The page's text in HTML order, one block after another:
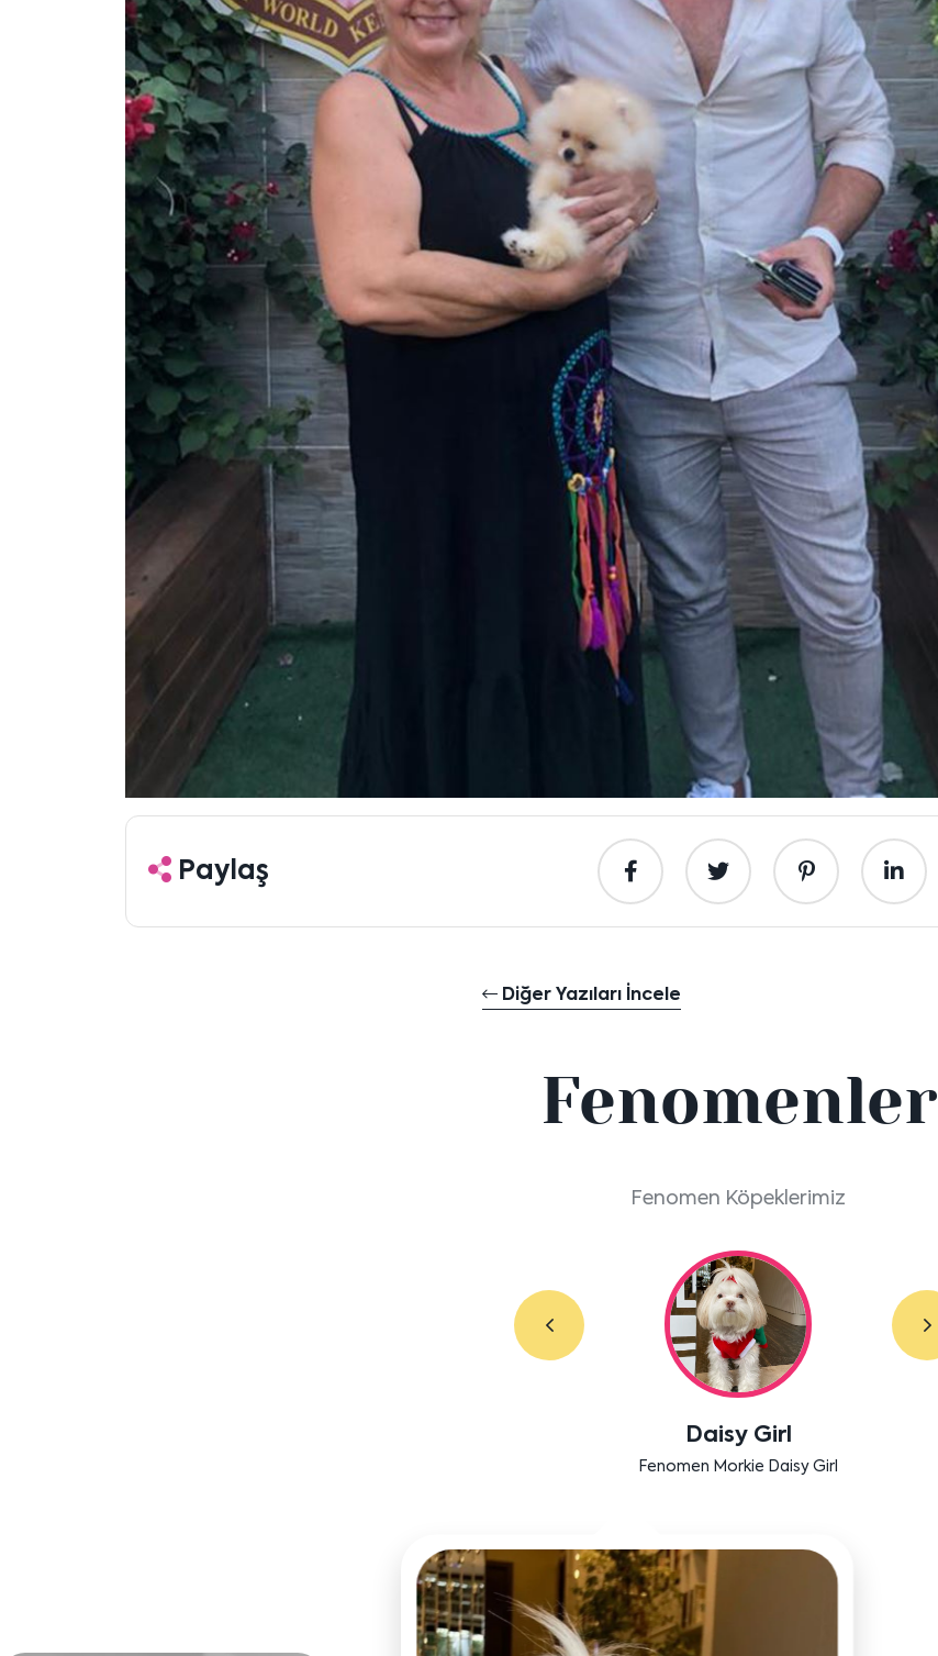
Paylaş
Diğer Yazıları İncele
Fenomenler
Fenomen Köpeklerimiz
Labradoodle Bruno
Bensu Soral'ın dostu Bruno